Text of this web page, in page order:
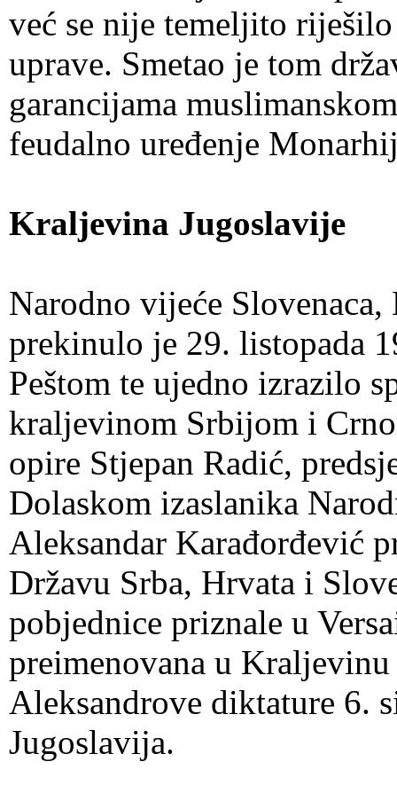
već se nije temeljito
uprave. Smetao je tom
garancijama
feudalno uređenje
Kraljevina Jugoslavije
Narodno vijeće
prekinulo je 29. listopada
Peštom te ujedno izrazilo
kraljevinom Srbijom i
opire Stjepan Radić,
Dolaskom izaslanika
Aleksandar Karađorđević
Državu Srba, Hrvata i
pobjednice priznale u
preimenovana u
Aleksandrove diktature 6.
Jugoslavija.